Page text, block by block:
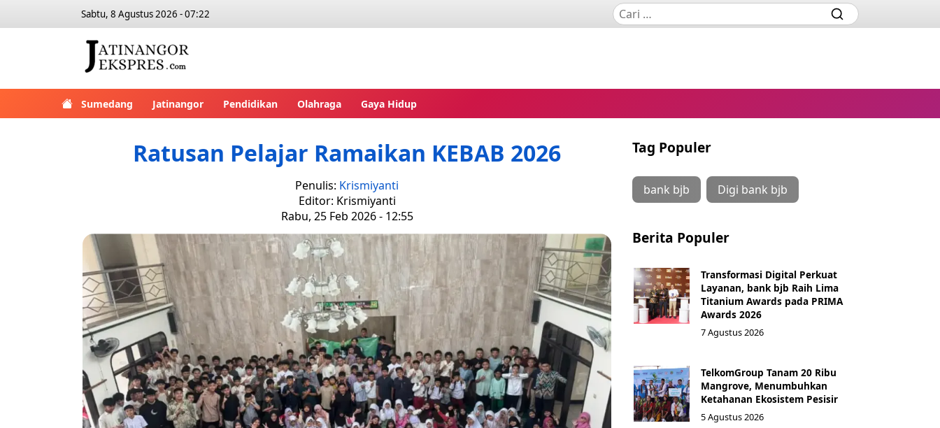
Sabtu, 8 Agustus 2026 - 07:22
Sumedang Jatinangor Pendidikan Olahraga Gaya Hidup
Ratusan Pelajar Ramaikan KEBAB 2026
Penulis: Krismiyanti
Editor: Krismiyanti
Rabu, 25 Feb 2026 - 12:55
Tag Populer
bank bjb Digi bank bjb
Berita Populer
Transformasi Digital Perkuat
Layanan, bank bjb Raih Lima
Titanium Awards pada PRIMA
Awards 2026
7 Agustus 2026
TelkomGroup Tanam 20 Ribu
Mangrove, Menumbuhkan
Ketahanan Ekosistem Pesisir
5 Agustus 2026